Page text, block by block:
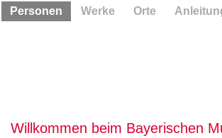
Willkommen beim Bayerischen
Personen Werke Orte